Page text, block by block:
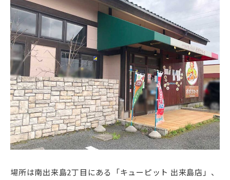
場所は南出来島2丁目にある「キューピット 出来島店」、